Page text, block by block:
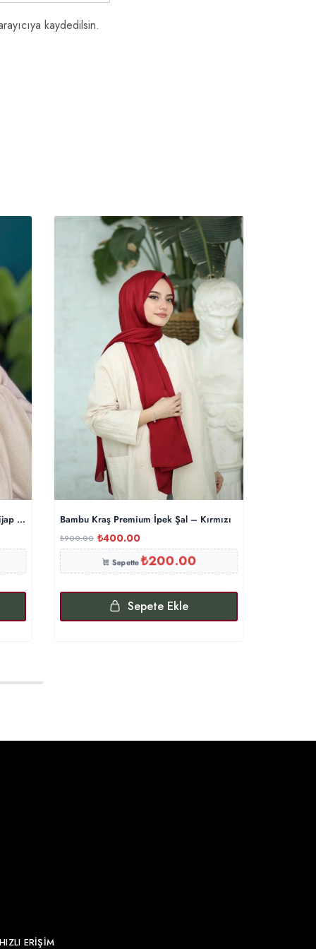
kaydedilsin.
Modeli – TaşBambu Kraş Premium İpek Şal – Kırmızı
₺900.00 ₺400.00
Sepette₺200.00
Sepete Ekle
HIZLI ERİŞİM